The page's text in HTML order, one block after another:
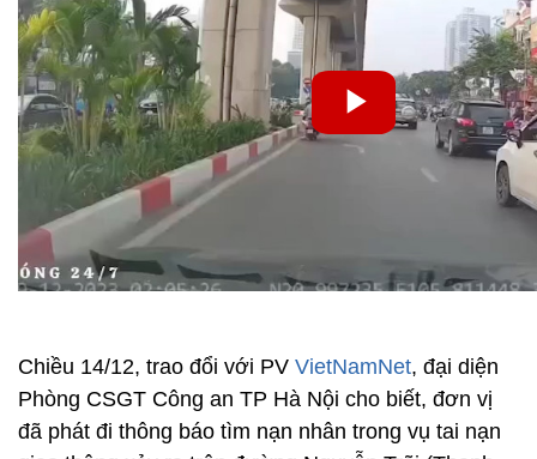
Chiều 14/12, trao đổi với PV VietNamNet, đại diện
Phòng CSGT Công an TP Hà Nội cho biết, đơn vị
đã phát đi thông báo tìm nạn nhân trong vụ tai nạn